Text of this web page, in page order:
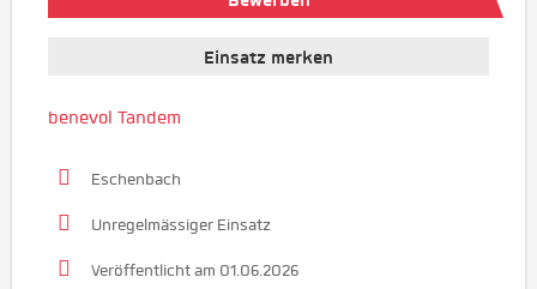
Einsatz merken
benevol Tandem
Eschenbach
Unregelmässiger Einsatz
Veröffentlicht am 01.06.2026